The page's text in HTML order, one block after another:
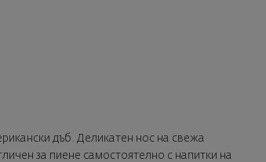
дъб. Деликатен нос на свежа
за пиене сaмостоятелно с напитки на